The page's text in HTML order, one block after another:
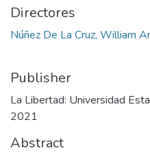
Directores
Núñez De La Cruz, William
Publisher
La Libertad: Universidad
2021
Abstract